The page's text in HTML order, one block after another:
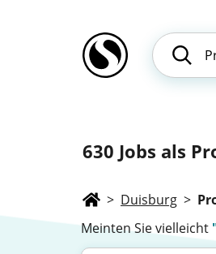
630 Jobs als
> Duisburg >
Meinten Sie vielleicht